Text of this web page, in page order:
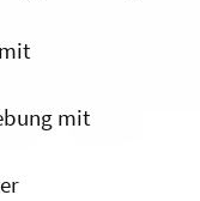
mit